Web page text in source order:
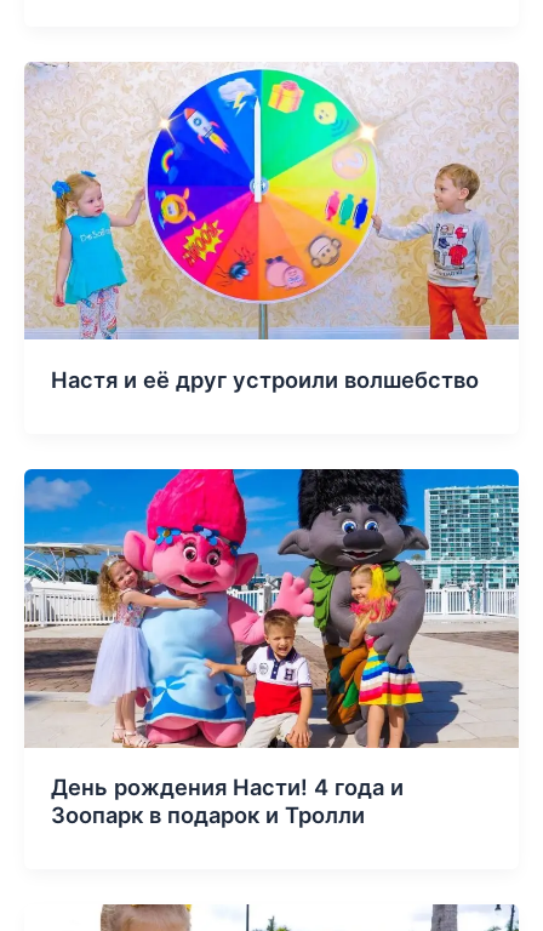
Настя и её друг устроили волшебство
День рождения Насти! 4 года и
Зоопарк в подарок и Тролли